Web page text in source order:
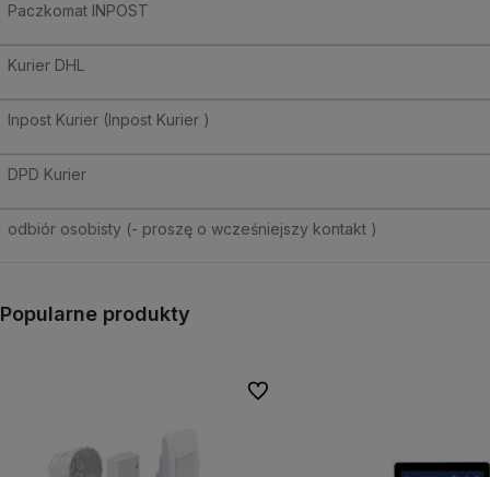
Paczkomat INPOST
Kurier DHL
Inpost Kurier (Inpost Kurier )
DPD Kurier
odbiór osobisty (- proszę o wcześniejszy kontakt )
Popularne produkty
Do ulubionych